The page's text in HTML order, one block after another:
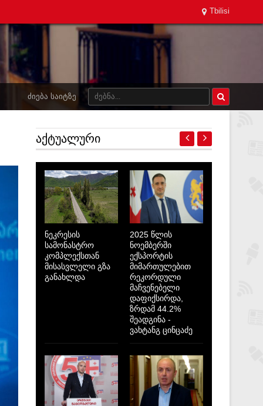
Tbilisi
ᲫᲘᲔᲑᲐ ᲡᲐᲘᲢᲖᲔ
ᲐᲥᲢᲣᲐᲚᲣᲠᲘ
ნეკრესის
სამონასტრო
კომპლექსთან
მისასვლელი გზა
განახლდა
2025 წლის
ნოემბერში
ექსპორტის
მიმართულებით
რეკორდული
მაჩვენებელი
დაფიქსირდა,
ზრდამ 44.2%
შეადგინა -
ვახტანგ ცინცაძე